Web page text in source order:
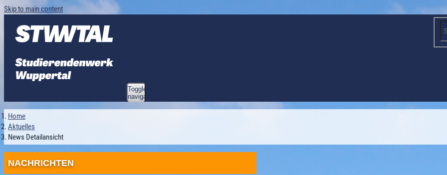
Skip to main content
Toggle
navigation
Home
Aktuelles
News Detailansicht
NACHRICHTEN